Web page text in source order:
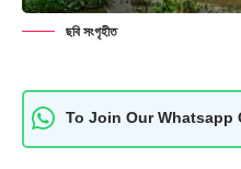
ছবি সংগৃহীত
To Join Our Whatsapp